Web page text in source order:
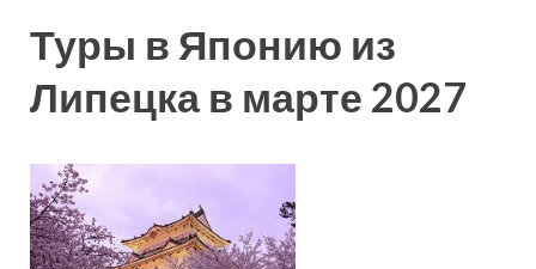
Туры в Японию из
Липецка в марте 2027